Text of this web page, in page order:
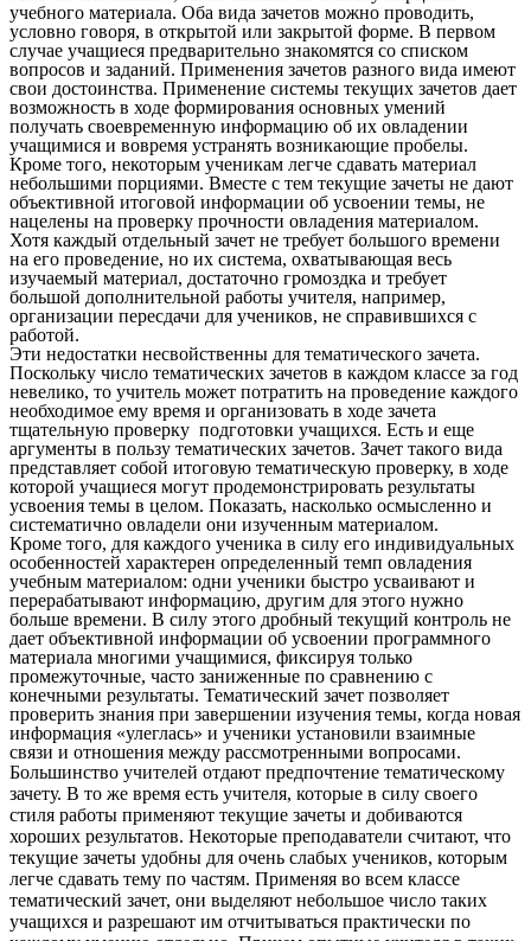
учебного материала. Оба вида зачетов можно проводить,
условно говоря, в открытой или закрытой форме. В первом
случае учащиеся предварительно знакомятся со списком
вопросов и заданий. Применения зачетов разного вида имеют
свои достоинства. Применение системы текущих зачетов дает
возможность в ходе формирования основных умений
получать своевременную информацию об их овладении
учащимися и вовремя устранять возникающие пробелы.
Кроме того, некоторым ученикам легче сдавать материал
небольшими порциями. Вместе с тем текущие зачеты не дают
объективной итоговой информации об усвоении темы, не
нацелены на проверку прочности овладения материалом.
Хотя каждый отдельный зачет не требует большого времени
на его проведение, но их система, охватывающая весь
изучаемый материал, достаточно громоздка и требует
большой дополнительной работы учителя, например,
организации пересдачи для учеников, не справившихся с
работой.
Эти недостатки несвойственны для тематического зачета.
Поскольку число тематических зачетов в каждом классе за год
невелико, то учитель может потратить на проведение каждого
необходимое ему время и организовать в ходе зачета
тщательную проверку подготовки учащихся. Есть и еще
аргументы в пользу тематических зачетов. Зачет такого вида
представляет собой итоговую тематическую проверку, в ходе
которой учащиеся могут продемонстрировать результаты
усвоения темы в целом. Показать, насколько осмысленно и
систематично овладели они изученным материалом.
Кроме того, для каждого ученика в силу его индивидуальных
особенностей характерен определенный темп овладения
учебным материалом: одни ученики быстро усваивают и
перерабатывают информацию, другим для этого нужно
больше времени. В силу этого дробный текущий контроль не
дает объективной информации об усвоении программного
материала многими учащимися, фиксируя только
промежуточные, часто заниженные по сравнению с
конечными результаты. Тематический зачет позволяет
проверить знания при завершении изучения темы, когда новая
информация «улеглась» и ученики установили взаимные
связи и отношения между рассмотренными вопросами.
Большинство учителей отдают предпочтение тематическому
зачету. В то же время есть учителя, которые в силу своего
стиля работы применяют текущие зачеты и добиваются
хороших результатов. Некоторые преподаватели считают, что
текущие зачеты удобны для очень слабых учеников, которым
легче сдавать тему по частям. Применяя во всем классе
тематический зачет, они выделяют небольшое число таких
учащихся и разрешают им отчитываться практически по